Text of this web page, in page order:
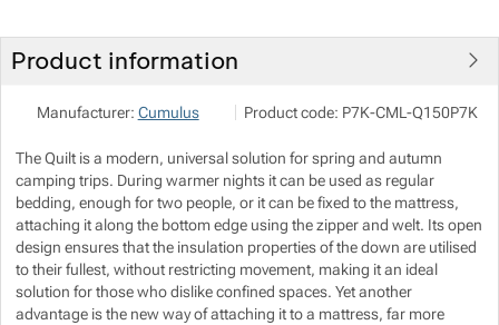
Product information
Manufacturer: Cumulus Show more
Pod 7 kilo
Milady Horákové 546/50, 17000 Praha
https://www.pod7kilo.cz
Product code: P7K-CML-Q150P7K
The Quilt is a modern, universal solution for spring and autumn
camping trips. During warmer nights it can be used as regular
bedding, enough for two people, or it can be fixed to the mattress,
attaching it along the bottom edge using the zipper and welt. Its open
design ensures that the insulation properties of the down are utilised
to their fullest, without restricting movement, making it an ideal
solution for those who dislike confined spaces. Yet another
advantage is the new way of attaching it to a mattress, far more
Show more
Show more
Show more
Show more
Show more
Show more
Show more
Show more